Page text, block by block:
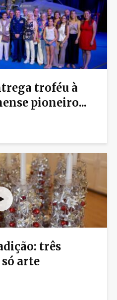
troféu à
pioneiro...
três
arte